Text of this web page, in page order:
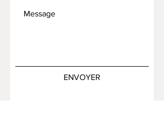
ENVOYER